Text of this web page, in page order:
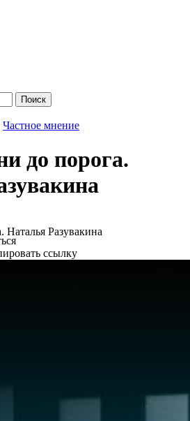
Поиск
Частное мнение
до порога.
Наталья Разувакина